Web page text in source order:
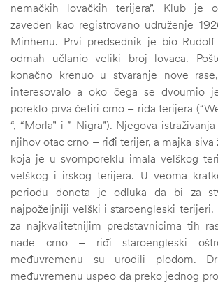
nemačkih lovačkih terijera”. Klub je
zaveden kao registrovano udruženje
Minhenu. Prvi predsednik je bio
odmah učlanio veliki broj lovaca.
konačno krenuo u stvaranje nove
interesovalo a oko čega se dvoumio
poreklo prva četiri crno – rida terijera
“, “Morla” i ” Nigra”). Njegova
njihov otac crno – riđi terijer, a majka siva
koja je u svomporeklu imala velškog
velškog i irskog terijera. U veoma
periodu doneta je odluka da bi za
najpoželjniji velški i staroengleski terijeri.
za najkvalitetnijim predstavnicima tih
nade crno – riđi staroengleski
međuvremenu su urodili plodom.
međuvremenu uspeo da preko jednog